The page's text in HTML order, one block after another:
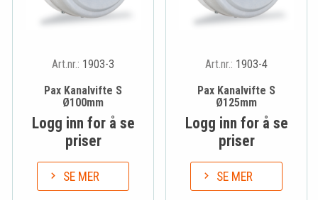
Art.nr.: 1903-3
Pax Kanalvifte S
Ø100mm
Logg inn for å se
priser
SE MER
Art.nr.: 1903-4
Pax Kanalvifte S
Ø125mm
Logg inn for å se
priser
SE MER